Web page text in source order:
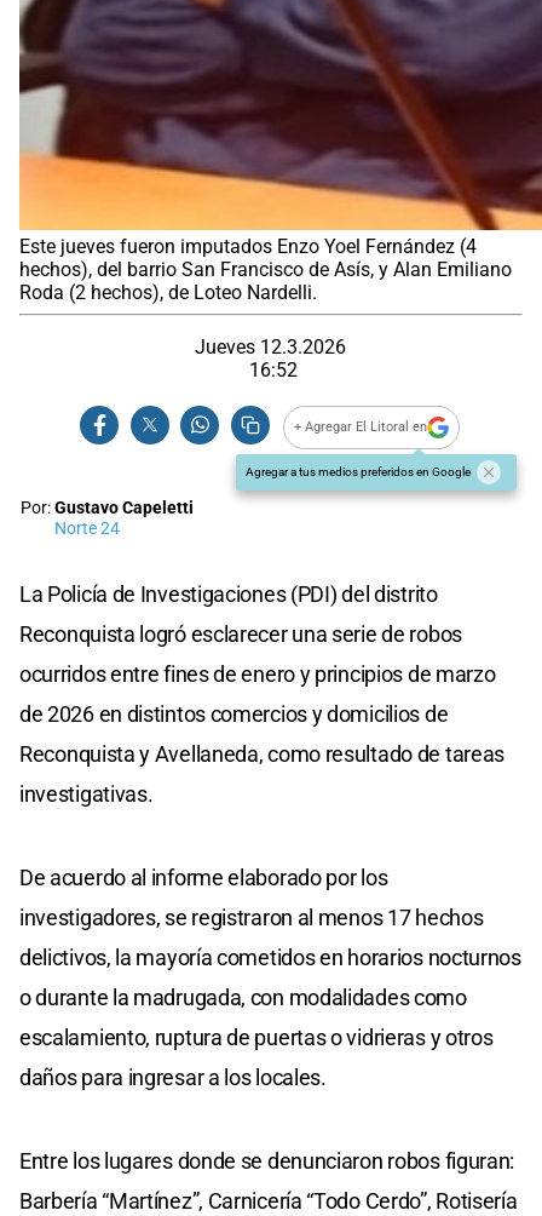
Este jueves fueron imputados Enzo Yoel Fernández (4
hechos), del barrio San Francisco de Asís, y Alan Emiliano
Roda (2 hechos), de Loteo Nardelli.
Jueves 12.3.2026
16:52
+ Agregar El Litoral en
Agregar a tus medios preferidos en Google
Por:Gustavo Capeletti
Norte 24
La Policía de Investigaciones (PDI) del distrito
Reconquista logró esclarecer una serie de robos
ocurridos entre fines de enero y principios de marzo
de 2026 en distintos comercios y domicilios de
Reconquista y Avellaneda, como resultado de tareas
investigativas.
De acuerdo al informe elaborado por los
investigadores, se registraron al menos 17 hechos
delictivos, la mayoría cometidos en horarios nocturnos
o durante la madrugada, con modalidades como
escalamiento, ruptura de puertas o vidrieras y otros
daños para ingresar a los locales.
Entre los lugares donde se denunciaron robos figuran:
Barbería “Martínez”, Carnicería “Todo Cerdo”, Rotisería